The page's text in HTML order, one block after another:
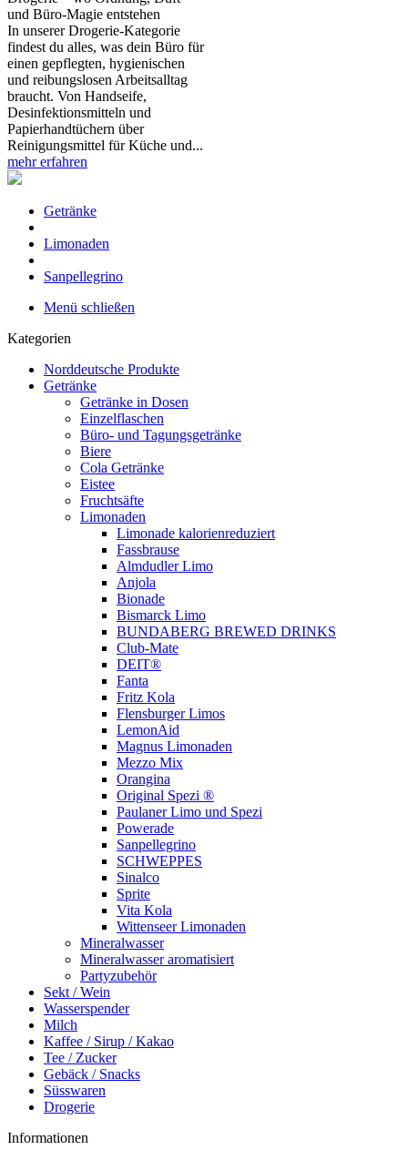
und Büro‑Magie entstehen
In unserer Drogerie‑Kategorie
findest du alles, was dein Büro für
einen gepflegten, hygienischen
und reibungslosen Arbeitsalltag
braucht. Von Handseife,
Desinfektionsmitteln und
Papierhandtüchern über
Reinigungsmittel für Küche und...
mehr erfahren
Getränke
Limonaden
Sanpellegrino
Menü schließen
Kategorien
Norddeutsche Produkte
Getränke
Getränke in Dosen
Einzelflaschen
Büro- und Tagungsgetränke
Biere
Cola Getränke
Eistee
Fruchtsäfte
Limonaden
Limonade kalorienreduziert
Fassbrause
Almdudler Limo
Anjola
Bionade
Bismarck Limo
BUNDABERG BREWED DRINKS
Club-Mate
DEIT®
Fanta
Fritz Kola
Flensburger Limos
LemonAid
Magnus Limonaden
Mezzo Mix
Orangina
Original Spezi ®
Paulaner Limo und Spezi
Powerade
Sanpellegrino
SCHWEPPES
Sinalco
Sprite
Vita Kola
Wittenseer Limonaden
Mineralwasser
Mineralwasser aromatisiert
Partyzubehör
Sekt / Wein
Wasserspender
Milch
Kaffee / Sirup / Kakao
Tee / Zucker
Gebäck / Snacks
Süsswaren
Drogerie
Informationen